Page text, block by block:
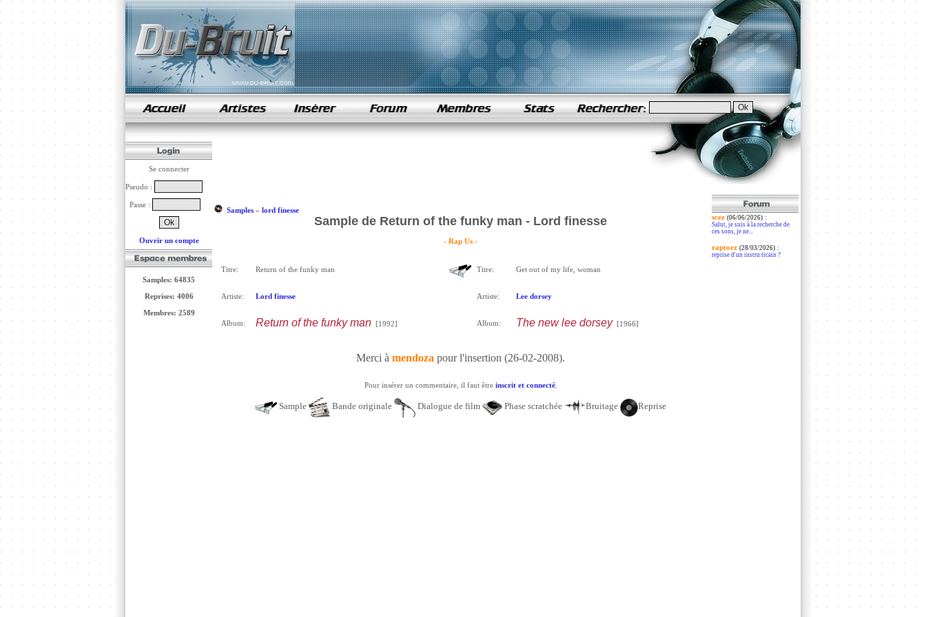
samples de rap
Se connecter
Pseudo :
Passe :
Ouvrir un compte
Samples: 64835
Reprises: 4006
Membres: 2589
Samples» lord finesse
Sample de Return of the funky man - Lord finesse
- Rap Us -
Titre: Return of the funky man
Artiste: Lord finesse
Album: Return of the funky man[1992]
Titre: Get out of my life, woman
Artiste: Lee dorsey
Album: The new lee dorsey[1966]
Merci à mendoza pour l'insertion (26-02-2008).
Pour insérer un commentaire, il faut être inscrit et connecté.
Sample Bande originale Dialogue de film Phase scratchée Bruitage Reprise
scez (06/06/2026):
Salut, je suis à la recherche de
ces sons, je ne...
raptorz (28/03/2026):
reprise d'un instru ricain ?